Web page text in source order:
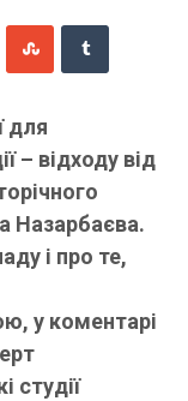
для
– відходу від
Назарбаєва.
і про те,
у коментарі
студії